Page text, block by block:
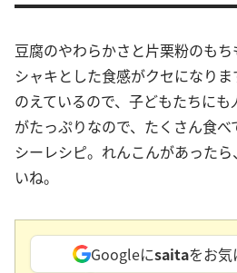
豆腐のやわらかさと片栗粉のも
シャキとした食感がクセになり
のえているので、子どもたちに
がたっぷりなので、たくさん食
シーレシピ。れんこんがあった
いね。
Googleにsaitaをお